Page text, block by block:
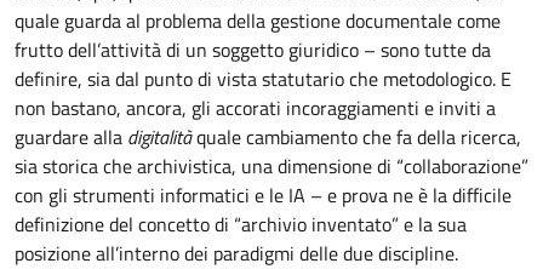
quale guarda al problema della gestione documentale come
frutto dell’attività di un soggetto giuridico – sono tutte da
definire, sia dal punto di vista statutario che metodologico. E
non bastano, ancora, gli accorati incoraggiamenti e inviti a
guardare alla digitalitàquale cambiamento che fa della ricerca,
sia storica che archivistica, una dimensione di “collaborazione”
con gli strumenti informatici e le IA – e prova ne è la difficile
definizione del concetto di “archivio inventato” e la sua
posizione all’interno dei paradigmi delle due discipline.